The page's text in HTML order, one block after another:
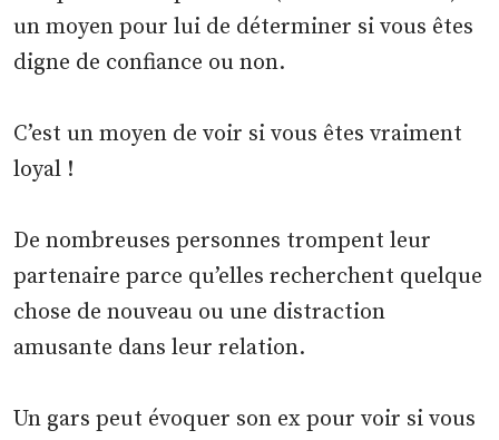
un moyen pour lui de déterminer si vous êtes
digne de confiance ou non.
C’est un moyen de voir si vous êtes vraiment
loyal !
De nombreuses personnes trompent leur
partenaire parce qu’elles recherchent quelque
chose de nouveau ou une distraction
amusante dans leur relation.
Un gars peut évoquer son ex pour voir si vous